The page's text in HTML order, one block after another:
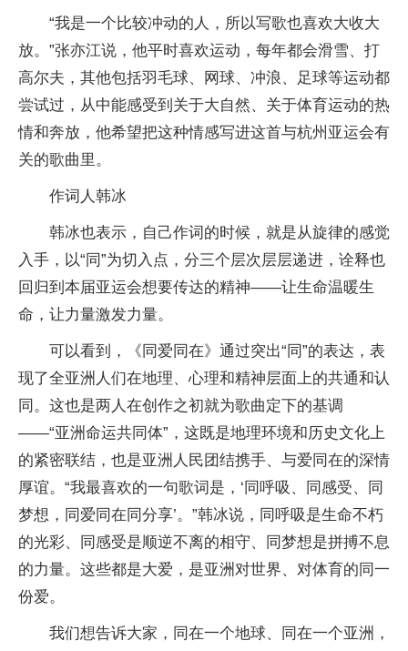
“我是一个比较冲动的人，所以写歌也喜欢大收大
放。”张亦江说，他平时喜欢运动，每年都会滑雪、打
高尔夫，其他包括羽毛球、网球、冲浪、足球等运动都
尝试过，从中能感受到关于大自然、关于体育运动的热
情和奔放，他希望把这种情感写进这首与杭州亚运会有
关的歌曲里。
作词人韩冰
韩冰也表示，自己作词的时候，就是从旋律的感觉
入手，以“同”为切入点，分三个层次层层递进，诠释也
回归到本届亚运会想要传达的精神——让生命温暖生
命，让力量激发力量。
可以看到，《同爱同在》通过突出“同”的表达，表
现了全亚洲人们在地理、心理和精神层面上的共通和认
同。这也是两人在创作之初就为歌曲定下的基调
——“亚洲命运共同体”，这既是地理环境和历史文化上
的紧密联结，也是亚洲人民团结携手、与爱同在的深情
厚谊。“我最喜欢的一句歌词是，‘同呼吸、同感受、同
梦想，同爱同在同分享’。”韩冰说，同呼吸是生命不朽
的光彩、同感受是顺逆不离的相守、同梦想是拼搏不息
的力量。这些都是大爱，是亚洲对世界、对体育的同一
份爱。
我们想告诉大家，同在一个地球、同在一个亚洲，